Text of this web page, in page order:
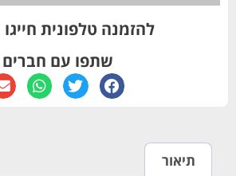
להזמנה טלפונית
שתפו עם חברים
תיאור